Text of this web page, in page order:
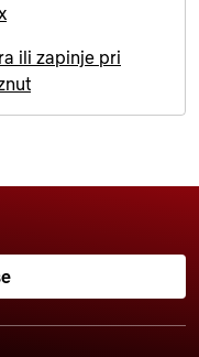
ili zapinje pri